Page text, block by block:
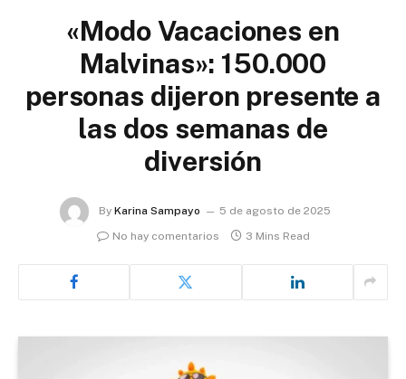
«Modo Vacaciones en
Malvinas»: 150.000
personas dijeron presente a
las dos semanas de
diversión
By Karina Sampayo
5 de agosto de 2025
No hay comentarios
3 Mins Read